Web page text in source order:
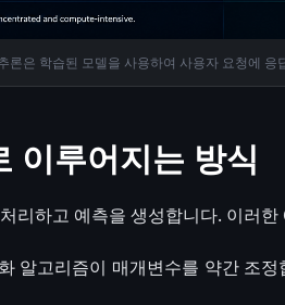
론은 학습된 모델을 사용하여 사용자 요청에 응
이루어지는 방식
리하고 예측을 생성합니다. 이러
알고리즘이 매개변수를 약간 조